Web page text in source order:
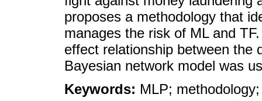
proposes a methodology that
manages the risk of ML and
effect relationship between the
Bayesian network model was
Keywords: MLP;